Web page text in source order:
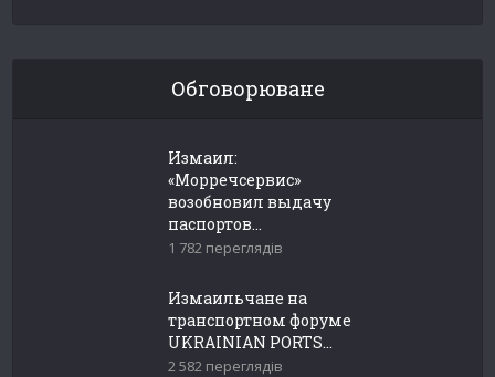
Обговорюване
Измаил:
«Морречсервис»
возобновил выдачу
паспортов...
1 782 переглядів
Измаильчане на
транспортном форуме
UKRAINIAN PORTS...
2 582 переглядів